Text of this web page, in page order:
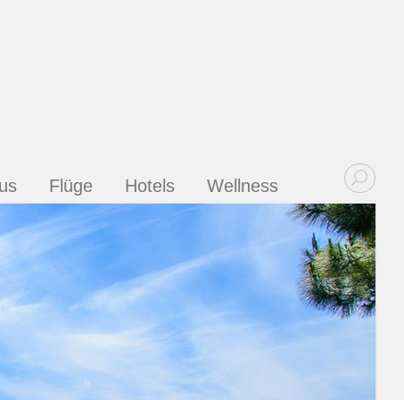
Flüge Hotels Wellness